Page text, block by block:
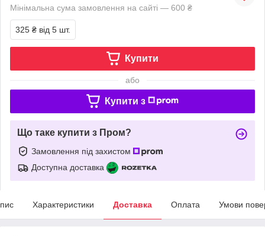
Мінімальна сума замовлення на сайті — 600 ₴
325 ₴ від 5 шт.
Купити
або
Купити з
Що таке купити з Пром?
Замовлення під захистом
Доступна доставка
Характеристики Доставка Оплата Умови